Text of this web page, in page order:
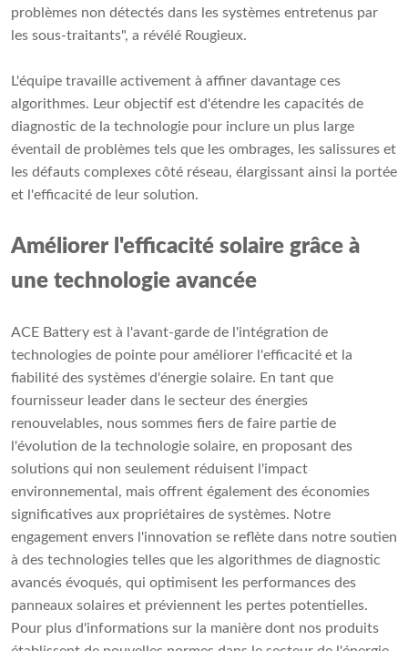
problèmes non détectés dans les systèmes entretenus par
les sous-traitants", a révélé Rougieux.
L'équipe travaille activement à affiner davantage ces
algorithmes. Leur objectif est d'étendre les capacités de
diagnostic de la technologie pour inclure un plus large
éventail de problèmes tels que les ombrages, les salissures et
les défauts complexes côté réseau, élargissant ainsi la portée
et l'efficacité de leur solution.
Améliorer l'efficacité solaire grâce à
une technologie avancée
ACE Battery est à l'avant-garde de l'intégration de
technologies de pointe pour améliorer l'efficacité et la
fiabilité des systèmes d'énergie solaire. En tant que
fournisseur leader dans le secteur des énergies
renouvelables, nous sommes fiers de faire partie de
l'évolution de la technologie solaire, en proposant des
solutions qui non seulement réduisent l'impact
environnemental, mais offrent également des économies
significatives aux propriétaires de systèmes. Notre
engagement envers l'innovation se reflète dans notre soutien
à des technologies telles que les algorithmes de diagnostic
avancés évoqués, qui optimisent les performances des
panneaux solaires et préviennent les pertes potentielles.
Pour plus d'informations sur la manière dont nos produits